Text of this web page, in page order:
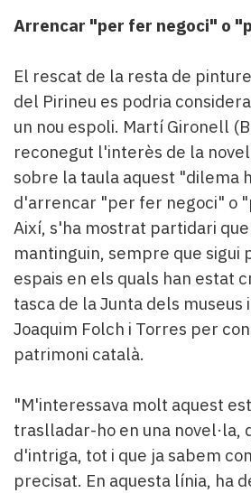
Arrencar "per fer negoci" o
El rescat de la resta de
del Pirineu es podria
un nou espoli. Martí Gironell
reconegut l'interès de la
sobre la taula aquest "dilema
d'arrencar "per fer negoci" o
Així, s'ha mostrat partidari
mantinguin, sempre que sigui
espais en els quals han estat
tasca de la Junta dels
Joaquim Folch i Torres per
patrimoni català.
"M'interessava molt aquest
traslladar-ho en una novel·la,
d'intriga, tot i que ja sabem
precisat. En aquesta línia, ha